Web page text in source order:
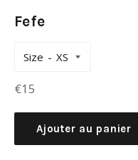
Fefe
Size
Prix
€15
Ajouter au panier